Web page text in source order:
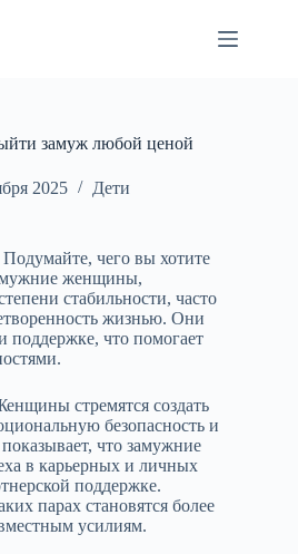
замуж любой ценой
2025 Дети
чего вы хотите
женщины,
стабильности, часто
жизнью. Они
поддержке, что помогает
стремятся создать
безопасность и
что замужние
в карьерных и личных
поддержке.
парах становятся более
усилиям.